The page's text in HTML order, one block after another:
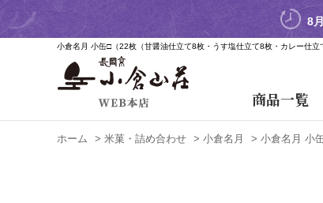
小倉名月 小缶□ （22枚（甘醤油仕立て8枚・うす塩仕立て8枚・カレー仕立
8
商品一覧
ホーム > 米菓・詰め合わせ > 小倉名月 > 小倉名月 小